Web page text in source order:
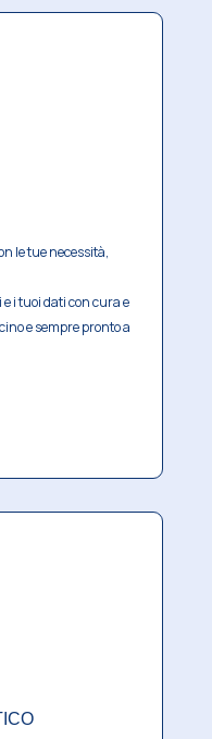
le tue necessità,
i tuoi dati con cura e
e sempre pronto a